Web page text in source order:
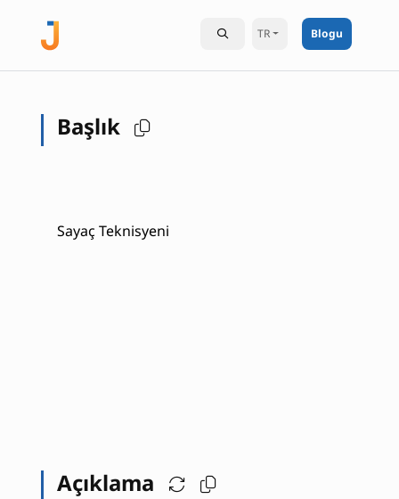
TR Blogu
Başlık
Sayaç Teknisyeni
Açıklama